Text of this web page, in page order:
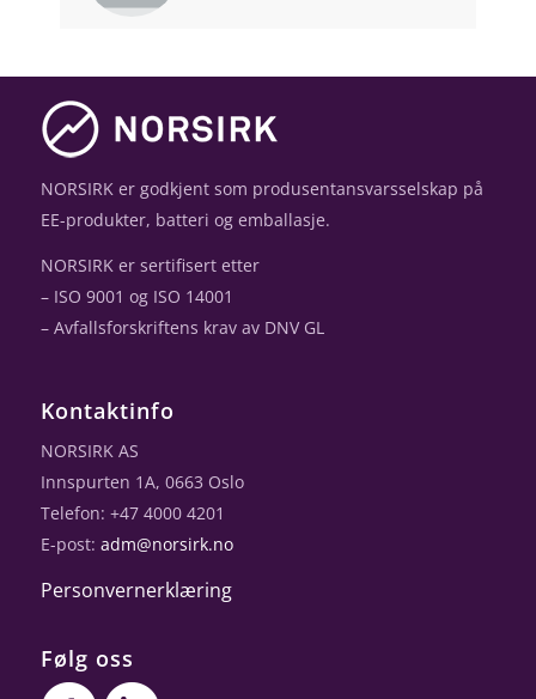
NORSIRK er godkjent som produsentansvarsselskap på
EE-produkter, batteri og emballasje.
NORSIRK er sertifisert etter
– ISO 9001 og ISO 14001
– Avfallsforskriftens krav av DNV GL
Kontaktinfo
NORSIRK AS
Innspurten 1A, 0663 Oslo
Telefon: +47 4000 4201
E-post: adm@norsirk.no
Personvernerklæring
Følg oss